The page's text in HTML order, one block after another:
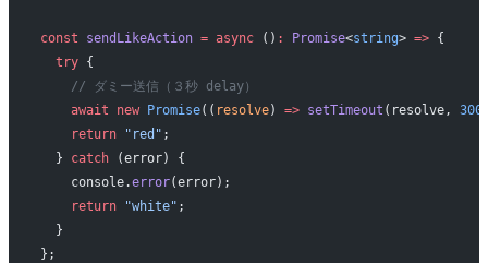
const sendLikeAction = async () : Promise<string> => {
  try
{
    // ダミー送信（３秒 delay）
    await
new Promise(( resolve) => setTimeout (resolve,
    return
"red" ;
  }
catch (error) {
    console.
error(error);
    return
"white" ;
  }
};